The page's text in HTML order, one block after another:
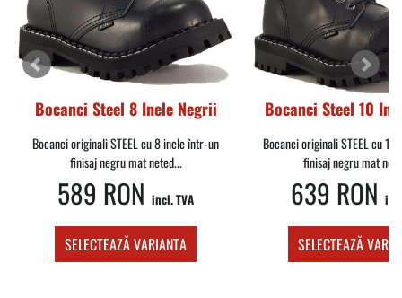
Bocanci Steel 8 Inele Negrii
Bocanci originali STEEL cu 8 inele într-un
finisaj negru mat neted...
589 RON incl. TVA
SELECTEAZĂ VARIANTA
Bocanci Steel 10
Bocanci originali STEEL cu
finisaj negru mat
639 RON
SELECTEAZĂ